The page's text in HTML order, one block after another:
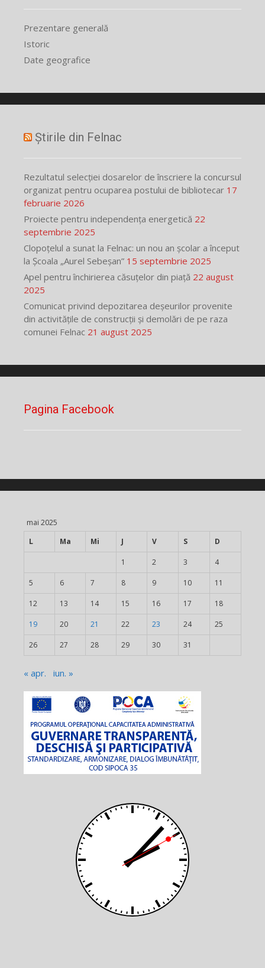
Prezentare generală
Istoric
Date geografice
Știrile din Felnac
Rezultatul selecției dosarelor de înscriere la concursul
organizat pentru ocuparea postului de bibliotecar 17
februarie 2026
Proiecte pentru independența energetică 22
septembrie 2025
Clopoțelul a sunat la Felnac: un nou an școlar a început
la Școala „Aurel Sebeșan” 15 septembrie 2025
Apel pentru închirierea căsuțelor din piață 22 august
2025
Comunicat privind depozitarea deșeurilor provenite
din activitățile de construcții și demolări de pe raza
comunei Felnac 21 august 2025
Pagina Facebook
mai 2025
L
Ma Mi J V S D
1 2 3 4
5 6 7 8 9 10 11
12 13 14 15 16 17 18
19 20 21 22 23 24 25
26 27 28 29 30 31
« apr. iun. »